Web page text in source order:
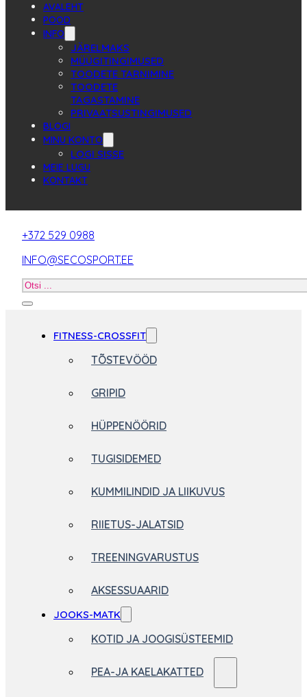
AVALEHT
POOD
INFO
JÄRELMAKS
MÜÜGITINGIMUSED
TOODETE TARNIMINE
TOODETE
TAGASTAMINE
PRIVAATSUSTINGIMUSED
BLOGI
MINU KONTO
LOGI SISSE
MEIE LUGU
KONTAKT
+372 529 0988
INFO@SECOSPORT.EE
Otsi
FITNESS-CROSSFIT
TÕSTEVÖÖD
GRIPID
HÜPPENÖÖRID
TUGISIDEMED
KUMMILINDID JA LIIKUVUS
RIIETUS-JALATSID
TREENINGVARUSTUS
AKSESSUAARID
JOOKS-MATK
KOTID JA JOOGISÜSTEEMID
PEA-JA KAELAKATTED